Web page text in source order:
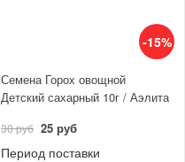
-15%
Семена Горох овощной
Детский сахарный 10г / Аэлита
30 руб 25 руб
Период поставки